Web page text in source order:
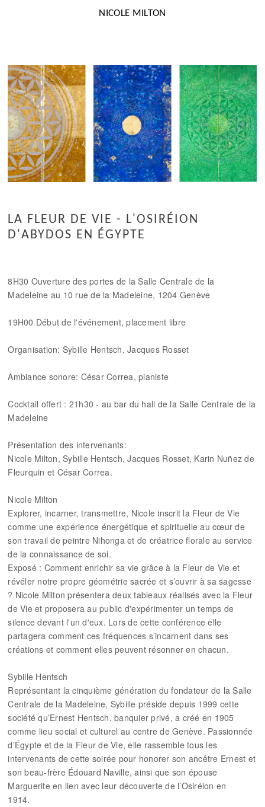
NICOLE MILTON
LA FLEUR DE VIE - L'OSIRÉION
D'ABYDOS EN ÉGYPTE
8H30 Ouverture des portes de la Salle Centrale de la
Madeleine au 10 rue de la Madeleine, 1204 Genève
19H00 Début de l'événement, placement libre
Organisation: Sybille Hentsch, Jacques Rosset
Ambiance sonore: César Correa, pianiste
Cocktail offert : 21h30 - au bar du hall de la Salle Centrale de la
Madeleine
Présentation des intervenants:
Nicole Milton, Sybille Hentsch, Jacques Rosset, Karin Nuñez de
Fleurquin et César Correa.
Nicole Milton
Explorer, incarner, transmettre, Nicole inscrit la Fleur de Vie
comme une expérience énergétique et spirituelle au cœur de
son travail de peintre Nihonga et de créatrice florale au service
de la connaissance de soi.
Exposé : Comment enrichir sa vie grâce à la Fleur de Vie et
révéler notre propre géométrie sacrée et s’ouvrir à sa sagesse
? Nicole Milton présentera deux tableaux réalisés avec la Fleur
de Vie et proposera au public d'expérimenter un temps de
silence devant l'un d'eux. Lors de cette conférence elle
partagera comment ces fréquences s’incarnent dans ses
créations et comment elles peuvent résonner en chacun.
Sybille Hentsch
Représentant la cinquième génération du fondateur de la Salle
Centrale de la Madeleine, Sybille préside depuis 1999 cette
société qu’Ernest Hentsch, banquier privé, a créé en 1905
comme lieu social et culturel au centre de Genève. Passionnée
d’Égypte et de la Fleur de Vie, elle rassemble tous les
intervenants de cette soirée pour honorer son ancêtre Ernest et
son beau-frère Édouard Naville, ainsi que son épouse
Marguerite en lien avec leur découverte de l’Osiréion en
1914.